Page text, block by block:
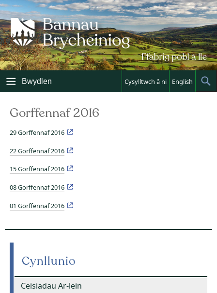
Skip
to
content
Bwydlen Cysylltwch â ni English
Gorffennaf 2016
29 Gorffennaf 2016
22 Gorffennaf 2016
15 Gorffennaf 2016
08 Gorffennaf 2016
01 Gorffennaf 2016
Cynllunio
Ceisiadau Ar-lein